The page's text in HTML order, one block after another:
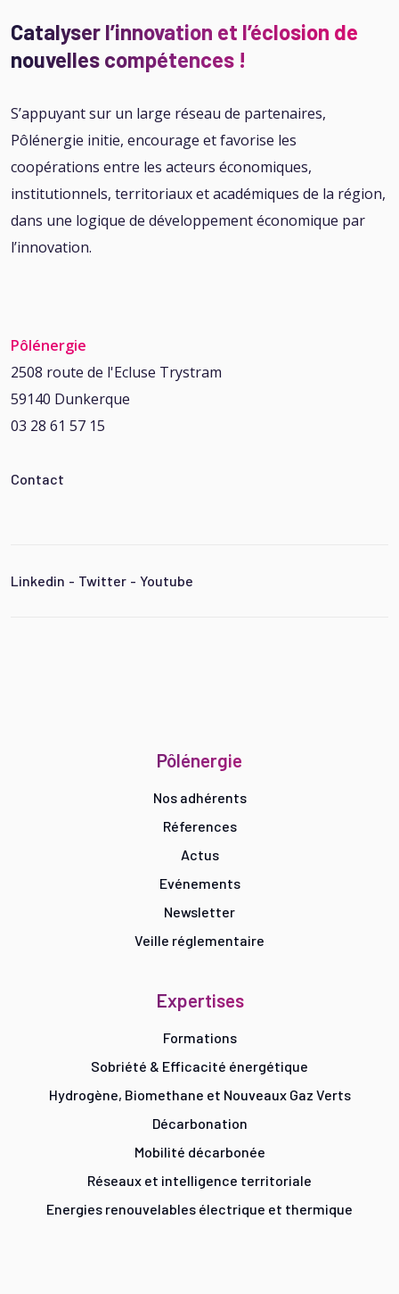
Catalyser l’innovation et l’éclosion de
nouvelles compétences !
S’appuyant sur un large réseau de partenaires,
Pôlénergie initie, encourage et favorise les
coopérations entre les acteurs économiques,
institutionnels, territoriaux et académiques de la région,
dans une logique de développement économique par
l’innovation.
Pôlénergie
2508 route de l'Ecluse Trystram
59140 Dunkerque
03 28 61 57 15
Contact
Linkedin - Twitter - Youtube
Pôlénergie
Nos adhérents
Réferences
Actus
Evénements
Newsletter
Veille réglementaire
Expertises
Formations
Sobriété & Efficacité énergétique
Hydrogène, Biomethane et Nouveaux Gaz Verts
Décarbonation
Mobilité décarbonée
Réseaux et intelligence territoriale
Energies renouvelables électrique et thermique